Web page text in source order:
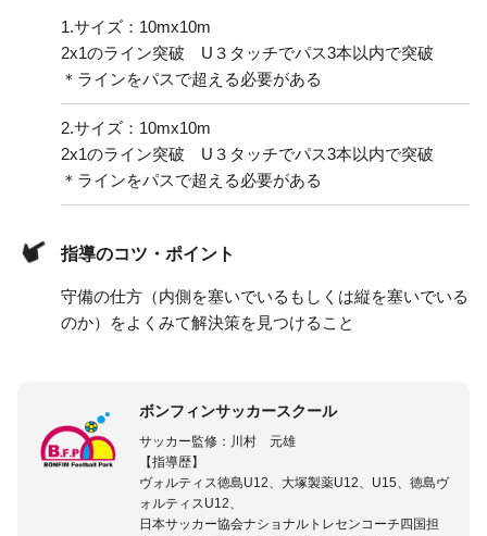
1.サイズ：10mx10m
2x1のライン突破 U３タッチでパス3本以内で突破
＊ラインをパスで超える必要がある
2.サイズ：10mx10m
2x1のライン突破 U３タッチでパス3本以内で突破
＊ラインをパスで超える必要がある
指導のコツ・ポイント
守備の仕方（内側を塞いでいるもしくは縦を塞いでいる
のか）をよくみて解決策を見つけること
ボンフィンサッカースクール
サッカー監修：川村 元雄
【指導歴】
ヴォルティス徳島U12、大塚製薬U12、U15、徳島ヴ
ォルティスU12、
日本サッカー協会ナショナルトレセンコーチ四国担